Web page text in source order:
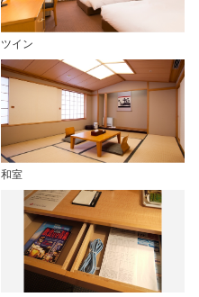
ツイン
和室